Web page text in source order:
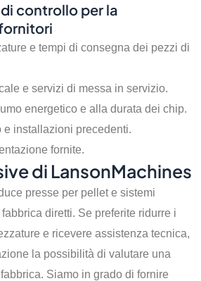
controllo per la
e tempi di consegna dei pezzi di
e servizi di messa in servizio.
energetico e alla durata dei chip.
e installazioni precedenti.
fornite.
di LansonMachines
presse per pellet e sistemi
diretti. Se preferite ridurre i
e ricevere assistenza tecnica,
la possibilità di valutare una
Siamo in grado di fornire
Korean
Russian
Indonesian